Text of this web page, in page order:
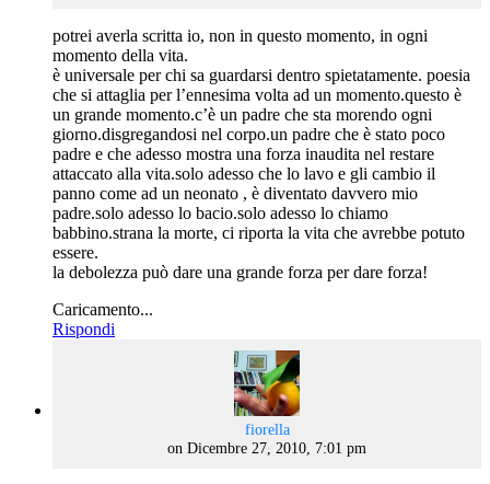
potrei averla scritta io, non in questo momento, in ogni
momento della vita.
è universale per chi sa guardarsi dentro spietatamente. poesia
che si attaglia per l’ennesima volta ad un momento.questo è
un grande momento.c’è un padre che sta morendo ogni
giorno.disgregandosi nel corpo.un padre che è stato poco
padre e che adesso mostra una forza inaudita nel restare
attaccato alla vita.solo adesso che lo lavo e gli cambio il
panno come ad un neonato , è diventato davvero mio
padre.solo adesso lo bacio.solo adesso lo chiamo
babbino.strana la morte, ci riporta la vita che avrebbe potuto
essere.
la debolezza può dare una grande forza per dare forza!
Caricamento...
Rispondi
fiorellasays:
on Dicembre 27, 2010, 7:01 pm